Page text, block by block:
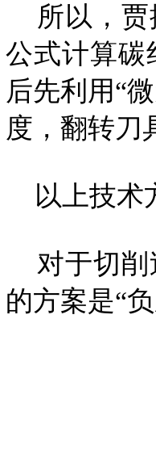
所以，贾
公式计算碳
后先利用“
度，翻转刀
以上技术
对于切削
的方案是“